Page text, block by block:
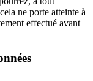
ne porte atteinte à
effectué avant